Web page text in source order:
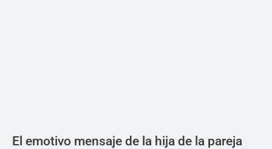
El emotivo mensaje de la hija de la pareja